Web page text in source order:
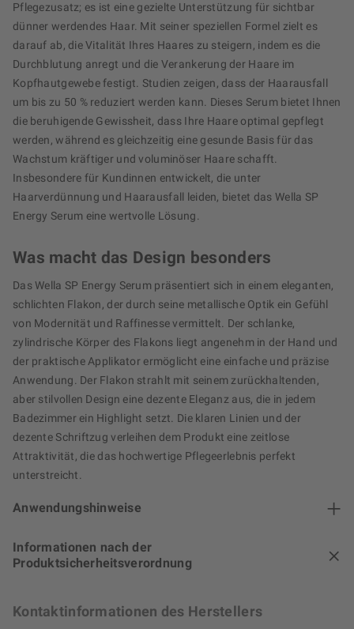
Pflegezusatz; es ist eine gezielte Unterstützung für sichtbar
dünner werdendes Haar. Mit seiner speziellen Formel zielt es
darauf ab, die Vitalität Ihres Haares zu steigern, indem es die
Durchblutung anregt und die Verankerung der Haare im
Kopfhautgewebe festigt. Studien zeigen, dass der Haarausfall
um bis zu 50 % reduziert werden kann. Dieses Serum bietet Ihnen
die beruhigende Gewissheit, dass Ihre Haare optimal gepflegt
werden, während es gleichzeitig eine gesunde Basis für das
Wachstum kräftiger und voluminöser Haare schafft.
Insbesondere für Kundinnen entwickelt, die unter
Haarverdünnung und Haarausfall leiden, bietet das Wella SP
Energy Serum eine wertvolle Lösung.
Was macht das Design besonders
Das Wella SP Energy Serum präsentiert sich in einem eleganten,
schlichten Flakon, der durch seine metallische Optik ein Gefühl
von Modernität und Raffinesse vermittelt. Der schlanke,
zylindrische Körper des Flakons liegt angenehm in der Hand und
der praktische Applikator ermöglicht eine einfache und präzise
Anwendung. Der Flakon strahlt mit seinem zurückhaltenden,
aber stilvollen Design eine dezente Eleganz aus, die in jedem
Badezimmer ein Highlight setzt. Die klaren Linien und der
dezente Schriftzug verleihen dem Produkt eine zeitlose
Attraktivität, die das hochwertige Pflegeerlebnis perfekt
unterstreicht.
Anwendungshinweise
Informationen nach der
Produktsicherheitsverordnung
Kontaktinformationen des Herstellers